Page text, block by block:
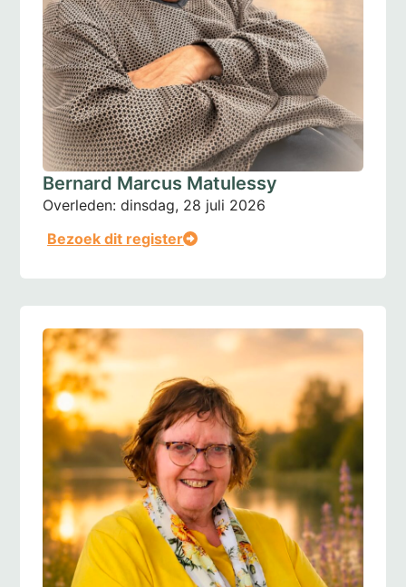
Bezoek dit register
Bernard Marcus Matulessy
Overleden: dinsdag, 28 juli 2026